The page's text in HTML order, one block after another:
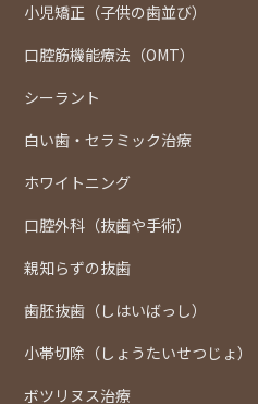
小児矯正（子供の歯並び）
口腔筋機能療法（OMT）
シーラント
白い歯・セラミック治療
ホワイトニング
口腔外科（抜歯や手術）
親知らずの抜歯
歯胚抜歯（しはいばっし）
小帯切除（しょうたいせつじょ）
ボツリヌス治療